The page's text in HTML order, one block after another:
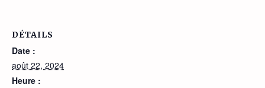
DÉTAILS
Date :
août 22, 2024
Heure :